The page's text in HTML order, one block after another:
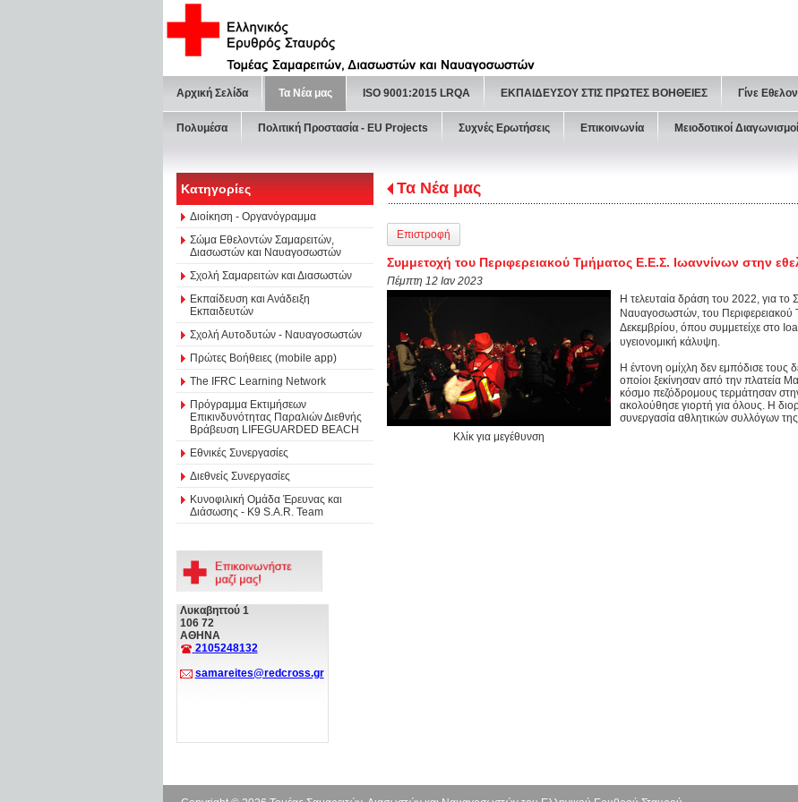
Αρχική Σελίδα Τα Νέα μας ISO 9001:2015 LRQA ΕΚΠΑΙΔΕΥΣΟΥ ΣΤΙΣ ΠΡΩΤΕΣ ΒΟΗΘΕΙΕΣ Γίνε
Πολυμέσα Πολιτική Προστασία - ΕU Projects Συχνές Ερωτήσεις Επικοινωνία Μειοδοτικοί Διαγωνισμοί
Κατηγορίες
Διοίκηση - Οργανόγραμμα
Σώμα Εθελοντών Σαμαρειτών,
Διασωστών και Ναυαγοσωστών
Σχολή Σαμαρειτών και Διασωστών
Εκπαίδευση και Ανάδειξη
Εκπαιδευτών
Σχολή Αυτοδυτών - Ναυαγοσωστών
Πρώτες Βοήθειες (mobile app)
The IFRC Learning Network
Πρόγραμμα Εκτιμήσεων
Επικινδυνότητας Παραλιών Διεθνής
Βράβευση LIFEGUARDED BEACH
Εθνικές Συνεργασίες
Διεθνείς Συνεργασίες
Κυνοφιλική Ομάδα Έρευνας και
Διάσωσης - Κ9 S.A.R. Team
Λυκαβηττού 1
106 72
ΑΘΗΝΑ
2105248132
samareites@redcross.gr
Τα Νέα μας
Επιστροφή
Συμμετοχή του Περιφερειακού Τμήματος Ε.Ε.Σ. Ιωαννίνων στην
Πέμπτη 12 Ιαν 2023
Κλίκ για μεγέθυνση
Η τελευταία δράση του 2022, για
Ναυαγοσωστών, του Περιφερειακού
Δεκεμβρίου, όπου συμμετείχε στο
υγειονομική κάλυψη.
Η έντονη ομίχλη δεν εμπόδισε τους
οποίοι ξεκίνησαν από την πλατεία
κόσμο πεζόδρομους τερμάτησαν
ακολούθησε γιορτή για όλους. Η
συνεργασία αθλητικών συλλόγων